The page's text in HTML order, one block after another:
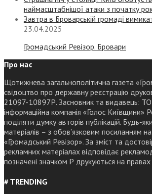
наймасштабнішої атаки з початку
Завтра в Броварській громаді
23.04.2025
Громадський Ревізор. Бровари
Про нас
Щотижнева загальнополітична газета
свідоцтво про державну реєстрацію
21097-10897Р. Засновник та видавець:
інформаційна компанія «Голос Київщини»
поділяти думку авторів публікацій. Будь-
матеріалів – з обов’язковим посиланням
«Громадський Ревізор». За зміст та
рекламних матеріалах відповідає
позначені значком Р друкуються на
# TRENDING